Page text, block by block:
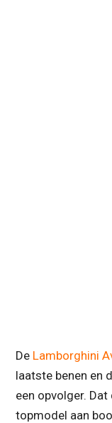
De Lamborghini
laatste benen en
een opvolger.
topmodel aan